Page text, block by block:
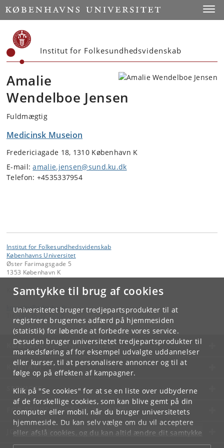
Samtykke til brug af cookies
Universitetet bruger tredjepartsprodukter til at
registrere brugernes adfærd på hjemmesiden
(statistik) for løbende at forbedre vores service.
Desuden bruger universitetet tredjepartsprodukter til
markedsføring af for eksempel udvalgte uddannelser
eller kurser, til at personalisere annoncer og til at
følge op på effekten af kampagner.
Klik på "Se cookies" for at se en liste over udbyderne
af de forskellige cookies, som kan blive gemt på din
computer eller mobil, når du bruger universitetets
hjemmeside. Du kan selv vælge om du vil acceptere
eller afslå cookies, og du kan altid ændre dit samtykke
underCookie- og privatlivspolitiksom du finder i
Start
Institut for Folkesundhedsvidenskab
Amalie
Wendelboe Jensen
Fuldmægtig
Medicinsk Museion
Fredericiagade 18, 1310 København K
E-mail:amalie.jensen@sund.ku.dk
Telefon: +4535337954
Institut for Folkesundhedsvidenskab
Københavns Universitet
Øster Farimagsgade 5
1353 København K
Kontakt:
kom-ifsv@adm.ku dk
KØBENHAVNS UNIVERSITET
KONTAKT
SERVICES
FOR STUDERENDE OG ANSATTE
JOB OG KARRIERE